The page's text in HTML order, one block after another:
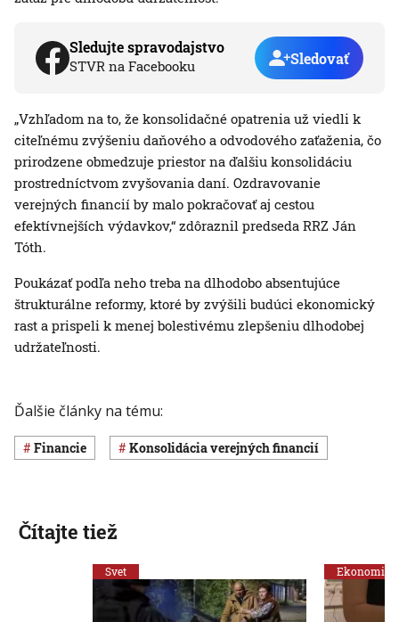
Sledujte spravodajstvo
STVR na Facebooku Sledovať
„Vzhľadom na to, že konsolidačné opatrenia už viedli k
citeľnému zvýšeniu daňového a odvodového zaťaženia, čo
prirodzene obmedzuje priestor na ďalšiu konsolidáciu
prostredníctvom zvyšovania daní. Ozdravovanie
verejných financií by malo pokračovať aj cestou
efektívnejších výdavkov,“ zdôraznil predseda RRZ Ján
Tóth.
Poukázať podľa neho treba na dlhodobo absentujúce
štrukturálne reformy, ktoré by zvýšili budúci ekonomický
rast a prispeli k menej bolestivému zlepšeniu dlhodobej
udržateľnosti.
Ďalšie články na tému:
Financie konsolidácia verejných financií
Čítajte tiež
Svet Ekonomika